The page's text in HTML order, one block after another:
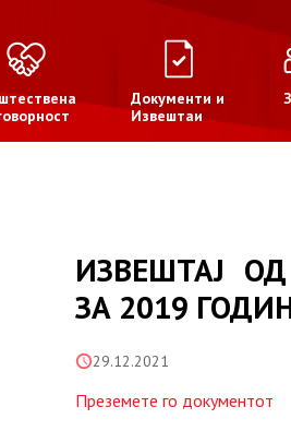
Документи и
Извештаи
ИЗВЕШТАЈ
ЗА 2019
29.12.2021
Преземете го документот